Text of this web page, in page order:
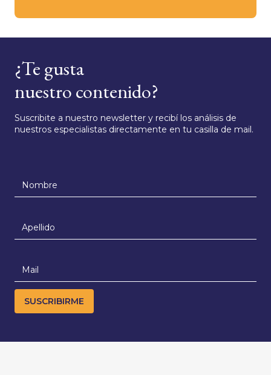
¿Te gusta
nuestro contenido?
Suscribite a nuestro newsletter y recibí los análisis de
nuestros especialistas directamente en tu casilla de mail.